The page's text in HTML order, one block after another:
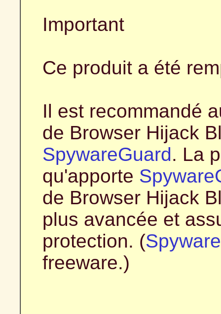
Important
Ce produit a été
Il est recommandé
de Browser Hijack
SpywareGuard. La
qu'apporte
de Browser Hijack
plus avancée et
protection. (
freeware.)